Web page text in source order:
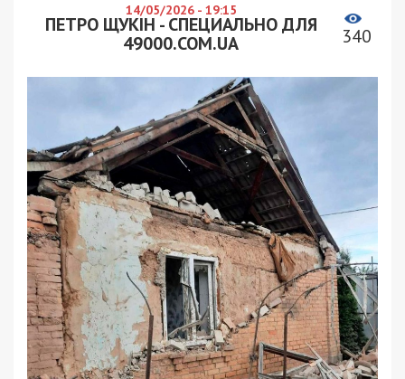
14/05/2026 - 19:15
ПЕТРО ЩУКІН - СПЕЦИАЛЬНО ДЛЯ
49000.COM.UA
340